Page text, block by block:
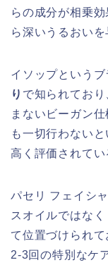
らの成分が相乗
ら深いうるおい
イソップというブ
り で知られてお
まないビーガン
も一切行わない
高く評価されてい
パセリ フェイシ
スオイルではな
て位置づけられ
2-3回の特別なケ